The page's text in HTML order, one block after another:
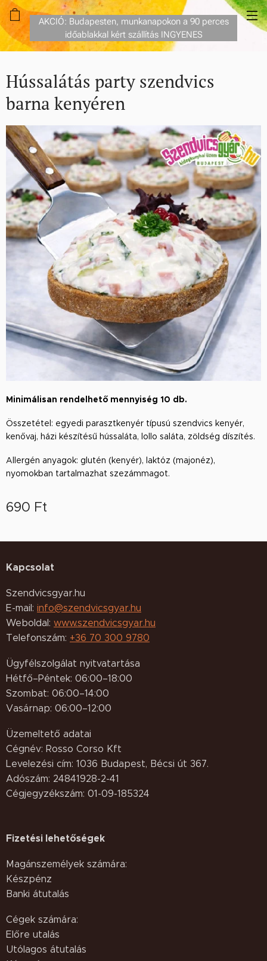
AKCIÓ: Budapesten, munkanapokon a 90 perces
időablakkal kért szállítás INGYENES
Hússalátás party szendvics
barna kenyéren
Minimálisan rendelhető mennyiség 10 db.
Összetétel: egyedi parasztkenyér típusú szendvics kenyér,
kenővaj, házi készítésű hússaláta, lollo saláta, zöldség díszítés.
Allergén anyagok: glutén (kenyér), laktóz (majonéz),
nyomokban tartalmazhat szezámmagot.
690 Ft
Kapcsolat
Szendvicsgyar.hu
E-mail: info@szendvicsgyar.hu
Weboldal: www.szendvicsgyar.hu
Telefonszám: +36 70 300 9780
Ügyfélszolgálat nyitvatartása
Hétfő–Péntek: 06:00–18:00
Szombat: 06:00–14:00
Vasárnap: 06:00–12:00
Üzemeltető adatai
Cégnév: Rosso Corso Kft
Levelezési cím: 1036 Budapest, Bécsi út 367.
Adószám: 24841928-2-41
Cégjegyzékszám: 01-09-185324
Fizetési lehetőségek
Magánszemélyek számára:
Készpénz
Banki átutalás
Cégek számára:
Előre utalás
Utólagos átutalás